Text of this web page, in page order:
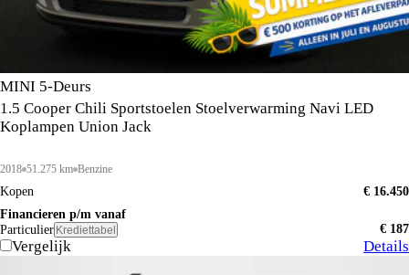
MINI 5-Deurs
1.5 Cooper Chili Sportstoelen Stoelverwarming Navi LED
Koplampen Union Jack
2018 51.275 km Benzine
Kopen
€ 16.450
Financieren p/m vanaf
Particulier Krediettabel € 187
Vergelijk Details